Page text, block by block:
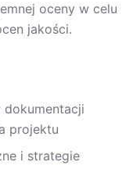
oceny w celu
jakości.
dokumentacji
projektu
i strategie